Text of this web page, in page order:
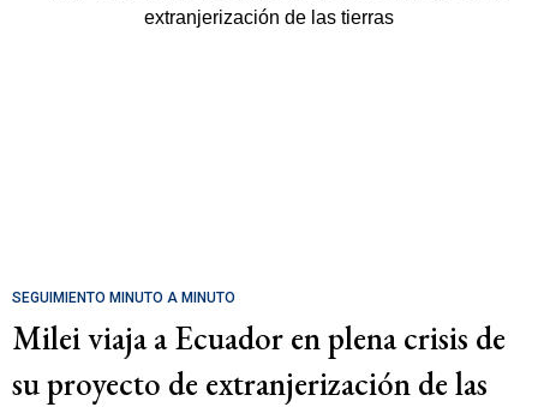
SEGUIMIENTO MINUTO A MINUTO
Milei viaja a Ecuador en plena crisis de
su proyecto de extranjerización de las